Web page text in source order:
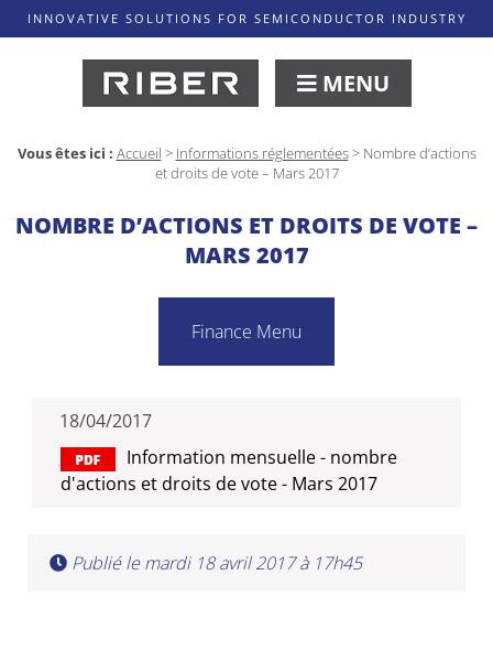
INNOVATIVE SOLUTIONS FOR SEMICONDUCTOR INDUSTRY
MENU
Vous êtes ici : Accueil > Informations réglementées> Nombre d’actions
et droits de vote – Mars 2017
NOMBRE D’ACTIONS ET DROITS DE VOTE –
MARS 2017
Finance Menu
18/04/2017
Information mensuelle - nombre
d'actions et droits de vote - Mars 2017
Publié le mardi 18 avril 2017 à 17h45